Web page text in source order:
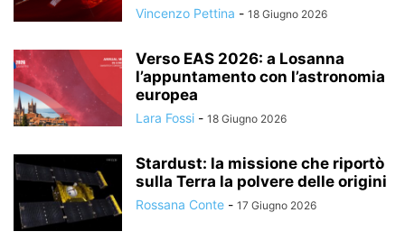
Vincenzo Pettina - 18 Giugno 2026
Verso EAS 2026: a Losanna
l’appuntamento con l’astronomia
europea
Lara Fossi - 18 Giugno 2026
Stardust: la missione che riportò
sulla Terra la polvere delle origini
Rossana Conte - 17 Giugno 2026